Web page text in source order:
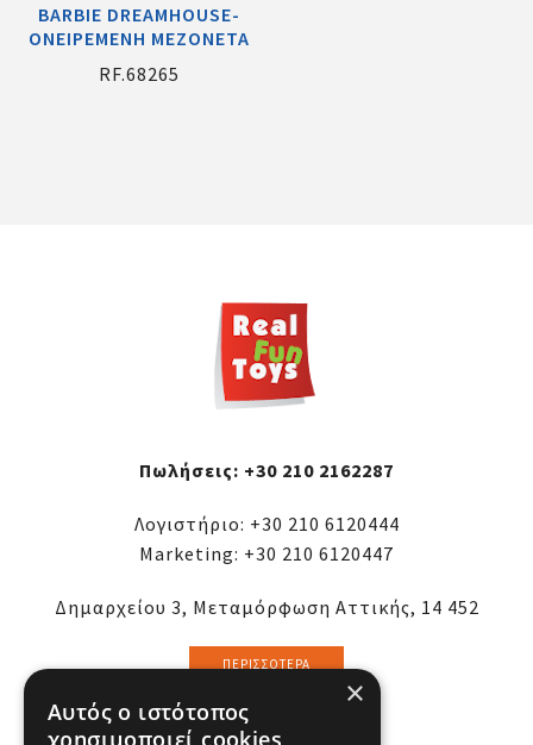
BARBIE DREAMHOUSE-
ΟΝΕΙΡΕΜΕΝΗ ΜΕΖΟΝΕΤΑ
RF.68265
Πωλήσεις: +30 210 2162287
Λογιστήριο: +30 210 6120444
Marketing: +30 210 6120447
Δημαρχείου 3, Μεταμόρφωση Αττικής, 14 452
ΠΕΡΙΣΣΌΤΕΡΑ
×
Αυτός ο ιστότοπος
χρησιμοποιεί cookies